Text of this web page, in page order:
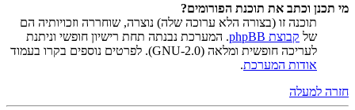
מי תכנן וכתב את תוכנת הפורומים?
תוכנה זו (בצורה הלא ערוכה שלה) נוצרה, שוחררה וזכויותיה הם
של קבוצת phpBB
. המערכת נבנתה תחת רישיון חופשי וניתנת
לעריכה חופשית ומלאה (GNU-2.0). לפרטים נוספים בקרו בעמוד
אודות המערכת.
חזרה למעלה